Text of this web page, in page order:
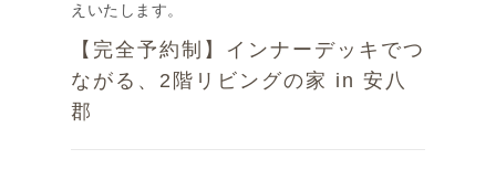
えいたします。
【完全予約制】インナーデッキでつ
ながる、2階リビングの家 in 安八
郡